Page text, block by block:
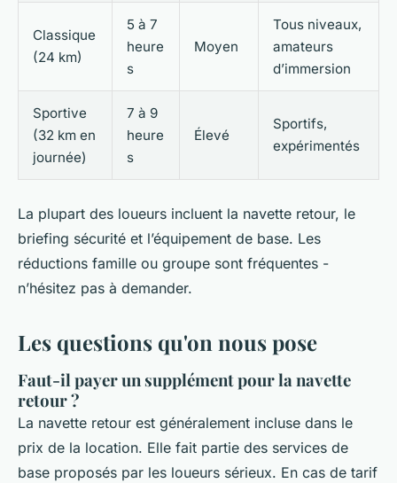
Classique
(24 km)
5 à 7
heure
s
Moyen
Tous niveaux,
amateurs
d’immersion
Sportive
(32 km en
journée)
7 à 9
heure
s
Élevé
Sportifs,
expérimentés
La plupart des loueurs incluent la navette retour, le
briefing sécurité et l’équipement de base. Les
réductions famille ou groupe sont fréquentes -
n’hésitez pas à demander.
Les questions qu'on nous pose
Faut-il payer un supplément pour la navette
retour ?
La navette retour est généralement incluse dans le
prix de la location. Elle fait partie des services de
base proposés par les loueurs sérieux. En cas de tarif